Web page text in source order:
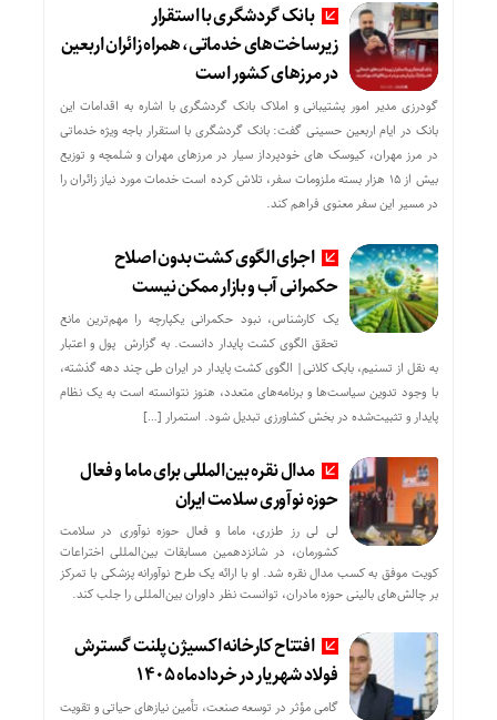
بانک گردشگری با استقرار
زیرساخت‌های خدماتی، همراه زائران اربعین
در مرزهای کشور است
گودرزی مدیر امور پشتیبانی و املاک بانک گردشگری با اشاره به اقدامات این
بانک در ایام اربعین حسینی گفت: بانک گردشگری با استقرار باجه ویژه خدماتی
در مرز مهران، کیوسک های خودپرداز سیار در مرزهای مهران و شلمچه و توزیع
بیش از ۱۵ هزار بسته ملزومات سفر، تلاش کرده است خدمات مورد نیاز زائران را
در مسیر این سفر معنوی فراهم کند.
اجرای الگوی کشت بدون اصلاح
حکمرانی آب و بازار ممکن نیست
یک کارشناس، نبود حکمرانی یکپارچه را مهم‌ترین مانع
تحقق الگوی کشت پایدار دانست. به گزارش پول و اعتبار
به نقل از تسنیم، بابک کلانی| الگوی کشت پایدار در ایران طی چند دهه گذشته،
با وجود تدوین سیاست‌ها و برنامه‌های متعدد، هنوز نتوانسته است به یک نظام
پایدار و تثبیت‌شده در بخش کشاورزی تبدیل شود. استمرار […]
مدال نقره بین‌المللی برای ماما و فعال
حوزه نوآوری سلامت ایران
لی لی رز طزری، ماما و فعال حوزه نوآوری در سلامت
کشورمان، در شانزدهمین مسابقات بین‌المللی اختراعات
کویت موفق به کسب مدال نقره شد. او با ارائه یک طرح نوآورانه پزشکی با تمرکز
بر چالش‌های بالینی حوزه مادران، توانست نظر داوران بین‌المللی را جلب کند.
افتتاح کارخانه اکسیژن پلنت گسترش
فولاد شهریار در خردادماه ۱۴۰۵
گامی مؤثر در توسعه صنعت، تأمین نیازهای حیاتی و تقویت